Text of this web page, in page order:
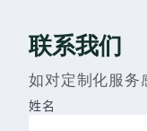
联系我们
如对定制化服务
姓名